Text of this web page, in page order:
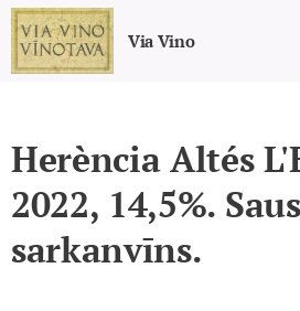
Via Vino
Herència Altés
2022, 14,5%.
sarkanvīns.